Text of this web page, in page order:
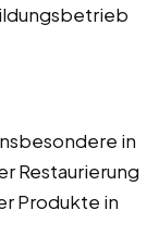
in
Restaurierung
Produkte in